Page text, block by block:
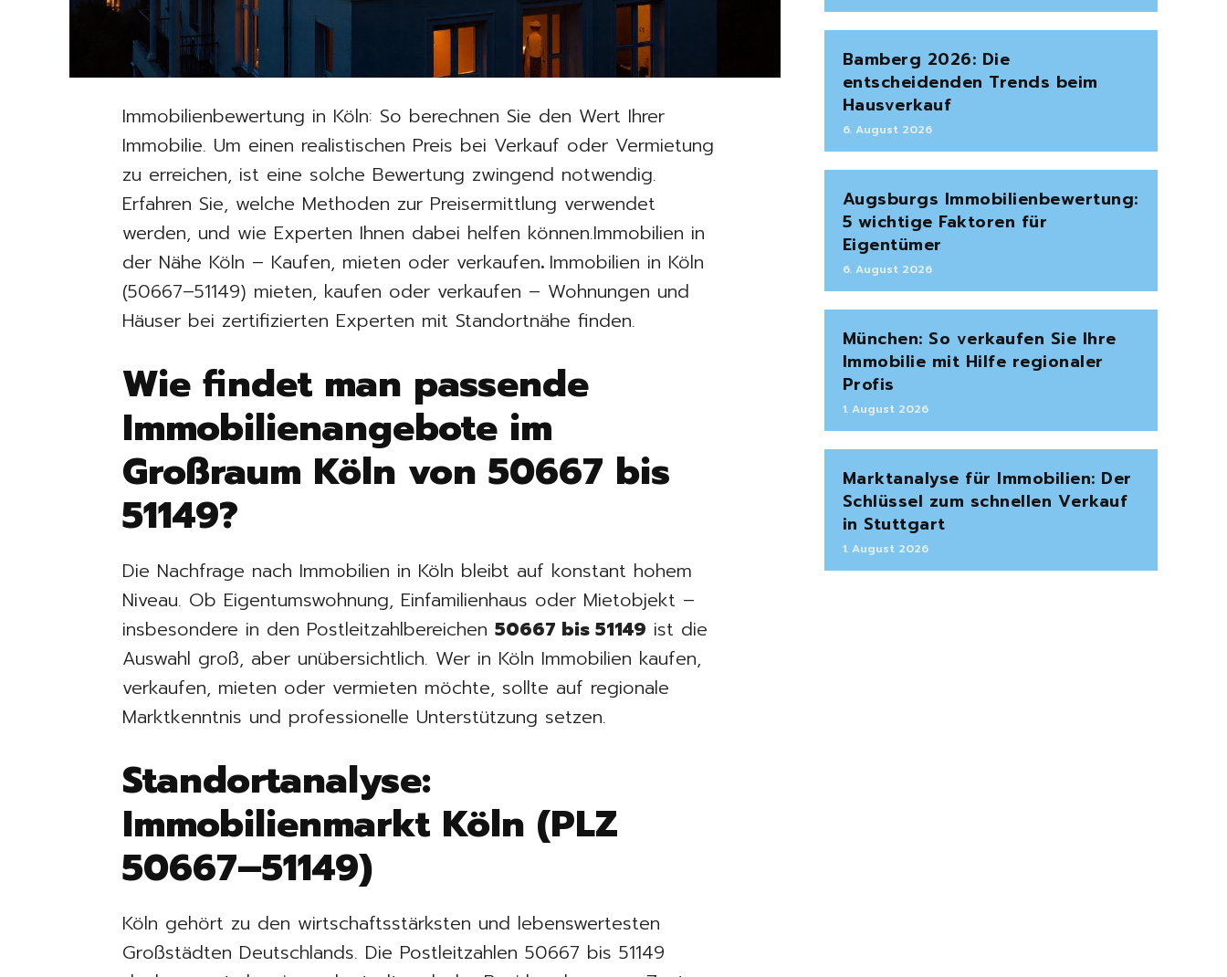
Immobilienbewertung in Köln: So berechnen Sie den Wert Ihrer
Immobilie. Um einen realistischen Preis bei Verkauf oder Vermietung
zu erreichen, ist eine solche Bewertung zwingend notwendig.
Erfahren Sie, welche Methoden zur Preisermittlung verwendet
werden, und wie Experten Ihnen dabei helfen können.Immobilien in
der Nähe Köln – Kaufen, mieten oder verkaufen. Immobilien in Köln
(50667–51149) mieten, kaufen oder verkaufen – Wohnungen und
Häuser bei zertifizierten Experten mit Standortnähe finden.
Wie findet man passende
Immobilienangebote im
Großraum Köln von 50667 bis
51149?
Die Nachfrage nach Immobilien in Köln bleibt auf konstant hohem
Niveau. Ob Eigentumswohnung, Einfamilienhaus oder Mietobjekt –
insbesondere in den Postleitzahlbereichen50667 bis 51149 ist die
Auswahl groß, aber unübersichtlich. Wer in Köln Immobilien kaufen,
verkaufen, mieten oder vermieten möchte, sollte auf regionale
Marktkenntnis und professionelle Unterstützung setzen.
Standortanalyse:
Immobilienmarkt Köln (PLZ
50667–51149)
Köln gehört zu den wirtschaftsstärksten und lebenswertesten
Großstädten Deutschlands. Die Postleitzahlen 50667 bis 51149
Bamberg 2026: Die
entscheidenden Trends beim
Hausverkauf
6. August 2026
Augsburgs Immobilienbewertung:
5 wichtige Faktoren für
Eigentümer
6. August 2026
München: So verkaufen Sie Ihre
Immobilie mit Hilfe regionaler
Profis
1. August 2026
Marktanalyse für Immobilien: Der
Schlüssel zum schnellen Verkauf
in Stuttgart
1. August 2026